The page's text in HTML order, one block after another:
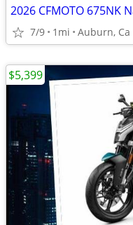
2026 CFMOTO 675NK
7/9 1mi Auburn, Ca
$5,399